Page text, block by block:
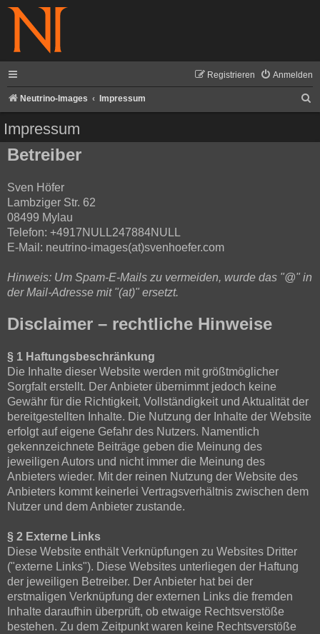
Anmelden
Registrieren
Neutrino-Images Impressum
Impressum
Betreiber
Sven Höfer
Lambziger Str. 62
08499 Mylau
Telefon: +4917NULL247884NULL
E-Mail: neutrino-images(at)svenhoefer.com
Hinweis: Um Spam-E-Mails zu vermeiden, wurde das "@" in
der Mail-Adresse mit "(at)" ersetzt.
Disclaimer – rechtliche Hinweise
§ 1 Haftungsbeschränkung
Die Inhalte dieser Website werden mit größtmöglicher
Sorgfalt erstellt. Der Anbieter übernimmt jedoch keine
Gewähr für die Richtigkeit, Vollständigkeit und Aktualität der
bereitgestellten Inhalte. Die Nutzung der Inhalte der Website
erfolgt auf eigene Gefahr des Nutzers. Namentlich
gekennzeichnete Beiträge geben die Meinung des
jeweiligen Autors und nicht immer die Meinung des
Anbieters wieder. Mit der reinen Nutzung der Website des
Anbieters kommt keinerlei Vertragsverhältnis zwischen dem
Nutzer und dem Anbieter zustande.
§ 2 Externe Links
Diese Website enthält Verknüpfungen zu Websites Dritter
("externe Links"). Diese Websites unterliegen der Haftung
der jeweiligen Betreiber. Der Anbieter hat bei der
erstmaligen Verknüpfung der externen Links die fremden
Inhalte daraufhin überprüft, ob etwaige Rechtsverstöße
bestehen. Zu dem Zeitpunkt waren keine Rechtsverstöße